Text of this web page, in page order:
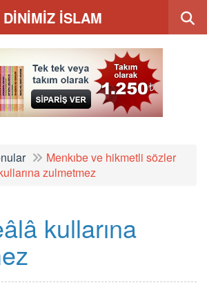
DİNİMİZ İSLAM
Menkıbe ve hikmetli sözler
zulmetmez
kullarına